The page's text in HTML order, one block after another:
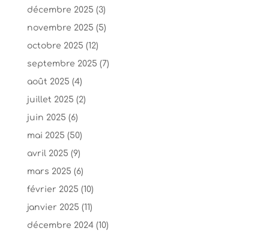
décembre 2025 (3)
novembre 2025 (5)
octobre 2025 (12)
septembre 2025 (7)
août 2025 (4)
juillet 2025 (2)
juin 2025 (6)
mai 2025 (50)
avril 2025 (9)
mars 2025 (6)
février 2025 (10)
janvier 2025 (11)
décembre 2024(10)